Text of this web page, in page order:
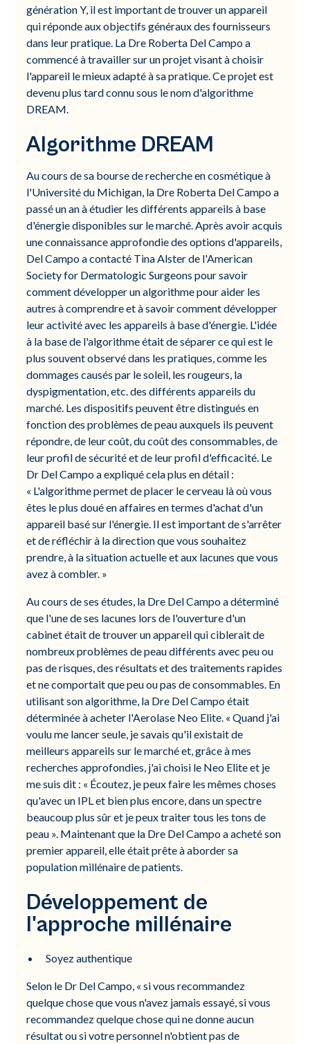
génération Y, il est important de trouver un appareil
qui réponde aux objectifs généraux des fournisseurs
dans leur pratique. La Dre Roberta Del Campo a
commencé à travailler sur un projet visant à choisir
l'appareil le mieux adapté à sa pratique. Ce projet est
devenu plus tard connu sous le nom d'algorithme
DREAM.
Algorithme DREAM
Au cours de sa bourse de recherche en cosmétique à
l'Université du Michigan, la Dre Roberta Del Campo a
passé un an à étudier les différents appareils à base
d'énergie disponibles sur le marché. Après avoir acquis
une connaissance approfondie des options d'appareils,
Del Campo a contacté Tina Alster de l'American
Society for Dermatologic Surgeons pour savoir
comment développer un algorithme pour aider les
autres à comprendre et à savoir comment développer
leur activité avec les appareils à base d'énergie. L'idée
à la base de l'algorithme était de séparer ce qui est le
plus souvent observé dans les pratiques, comme les
dommages causés par le soleil, les rougeurs, la
dyspigmentation, etc. des différents appareils du
marché. Les dispositifs peuvent être distingués en
fonction des problèmes de peau auxquels ils peuvent
répondre, de leur coût, du coût des consommables, de
leur profil de sécurité et de leur profil d'efficacité. Le
Dr Del Campo a expliqué cela plus en détail :
« L'algorithme permet de placer le cerveau là où vous
êtes le plus doué en affaires en termes d'achat d'un
appareil basé sur l'énergie. Il est important de s'arrêter
et de réfléchir à la direction que vous souhaitez
prendre, à la situation actuelle et aux lacunes que vous
avez à combler. »
Au cours de ses études, la Dre Del Campo a déterminé
que l'une de ses lacunes lors de l'ouverture d'un
cabinet était de trouver un appareil qui ciblerait de
nombreux problèmes de peau différents avec peu ou
pas de risques, des résultats et des traitements rapides
et ne comportait que peu ou pas de consommables. En
utilisant son algorithme, la Dre Del Campo était
déterminée à acheter l'Aerolase Neo Elite. « Quand j'ai
voulu me lancer seule, je savais qu'il existait de
meilleurs appareils sur le marché et, grâce à mes
recherches approfondies, j'ai choisi le Neo Elite et je
me suis dit : « Écoutez, je peux faire les mêmes choses
qu'avec un IPL et bien plus encore, dans un spectre
beaucoup plus sûr et je peux traiter tous les tons de
peau ». Maintenant que la Dre Del Campo a acheté son
premier appareil, elle était prête à aborder sa
population millénaire de patients.
Développement de
l'approche millénaire
Soyez authentique
Selon le Dr Del Campo, « si vous recommandez
quelque chose que vous n'avez jamais essayé, si vous
recommandez quelque chose qui ne donne aucun
résultat ou si votre personnel n'obtient pas de